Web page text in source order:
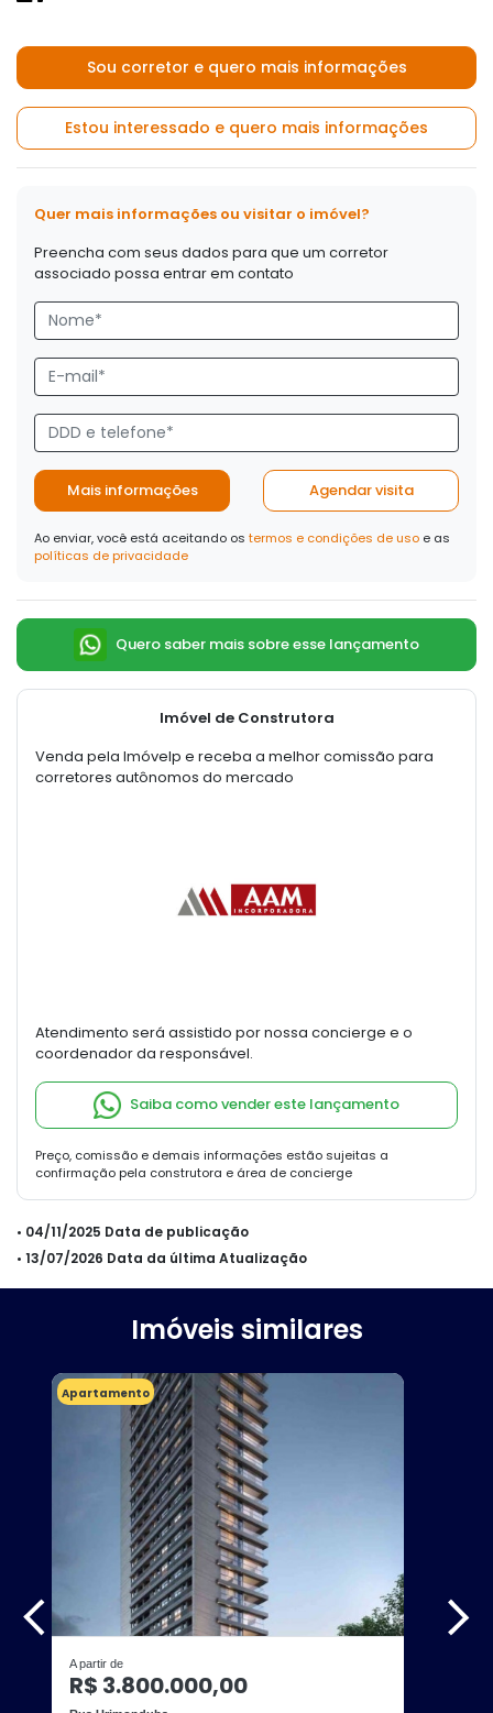
Sou corretor e quero mais informações
Estou interessado e quero mais informações
Quer mais informações ou visitar o imóvel?
Preencha com seus dados para que um corretor
associado possa entrar em contato
Mais informações Agendar visita
Ao enviar, você está aceitando os termos e condições de uso e as
políticas de privacidade
Quero saber mais sobre esse lançamento
Imóvel de Construtora
Venda pela Imóvelp e receba a melhor comissão para
corretores autônomos do mercado
Atendimento será assistido por nossa concierge e o
coordenador da responsável.
Saiba como vender este lançamento
Preço, comissão e demais informações estão sujeitas a
confirmação pela construtora e área de concierge
• 04/11/2025 Data de publicação
• 13/07/2026 Data da última Atualização
Imóveis similares
Apartamento
A partir de
R$ 3.800.000,00